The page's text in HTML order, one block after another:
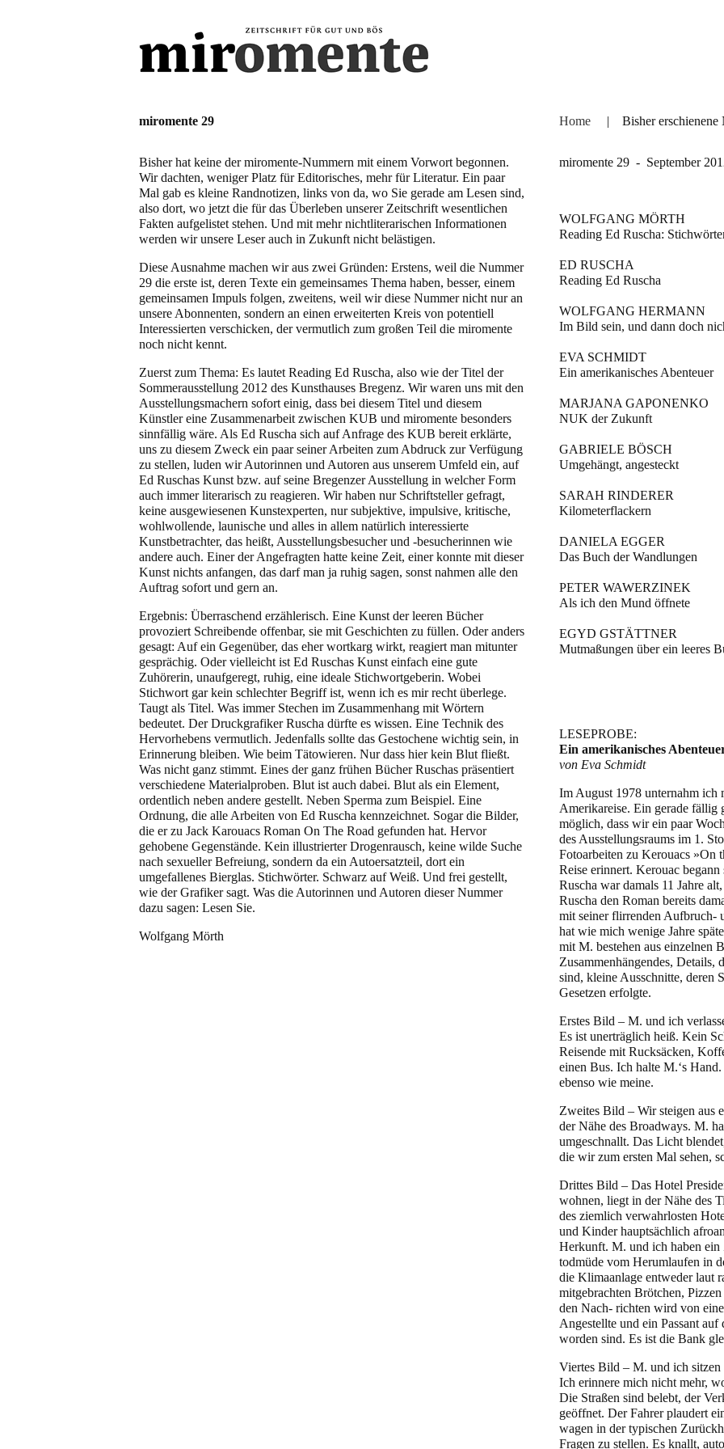
miromente 29
Bisher hat keine der miromente-Nummern mit einem Vorwort begonnen.
Wir dachten, weniger Platz für Editorisches, mehr für Literatur. Ein paar
Mal gab es kleine Randnotizen, links von da, wo Sie gerade am Lesen sind,
also dort, wo jetzt die für das Überleben unserer Zeitschrift wesentlichen
Fakten aufgelistet stehen. Und mit mehr nichtliterarischen Informationen
werden wir unsere Leser auch in Zukunft nicht belästigen.
Diese Ausnahme machen wir aus zwei Gründen: Erstens, weil die Nummer
29 die erste ist, deren Texte ein gemeinsames Thema haben, besser, einem
gemeinsamen Impuls folgen, zweitens, weil wir diese Nummer nicht nur an
unsere Abonnenten, sondern an einen erweiterten Kreis von potentiell
Interessierten verschicken, der vermutlich zum großen Teil die miromente
noch nicht kennt.
Zuerst zum Thema: Es lautet Reading Ed Ruscha, also wie der Titel der
Sommerausstellung 2012 des Kunsthauses Bregenz. Wir waren uns mit den
Ausstellungsmachern sofort einig, dass bei diesem Titel und diesem
Künstler eine Zusammenarbeit zwischen KUB und miromente besonders
sinnfällig wäre. Als Ed Ruscha sich auf Anfrage des KUB bereit erklärte,
uns zu diesem Zweck ein paar seiner Arbeiten zum Abdruck zur Verfügung
zu stellen, luden wir Autorinnen und Autoren aus unserem Umfeld ein, auf
Ed Ruschas Kunst bzw. auf seine Bregenzer Ausstellung in welcher Form
auch immer literarisch zu reagieren. Wir haben nur Schriftsteller gefragt,
keine ausgewiesenen Kunstexperten, nur subjektive, impulsive, kritische,
wohlwollende, launische und alles in allem natürlich interessierte
Kunstbetrachter, das heißt, Ausstellungsbesucher und -besucherinnen wie
andere auch. Einer der Angefragten hatte keine Zeit, einer konnte mit dieser
Kunst nichts anfangen, das darf man ja ruhig sagen, sonst nahmen alle den
Auftrag sofort und gern an.
Ergebnis: Überraschend erzählerisch. Eine Kunst der leeren Bücher
provoziert Schreibende offenbar, sie mit Geschichten zu füllen. Oder anders
gesagt: Auf ein Gegenüber, das eher wortkarg wirkt, reagiert man mitunter
gesprächig. Oder vielleicht ist Ed Ruschas Kunst einfach eine gute
Zuhörerin, unaufgeregt, ruhig, eine ideale Stichwortgeberin. Wobei
Stichwort gar kein schlechter Begriff ist, wenn ich es mir recht überlege.
Taugt als Titel. Was immer Stechen im Zusammenhang mit Wörtern
bedeutet. Der Druckgrafiker Ruscha dürfte es wissen. Eine Technik des
Hervorhebens vermutlich. Jedenfalls sollte das Gestochene wichtig sein, in
Erinnerung bleiben. Wie beim Tätowieren. Nur dass hier kein Blut fließt.
Was nicht ganz stimmt. Eines der ganz frühen Bücher Ruschas präsentiert
verschiedene Materialproben. Blut ist auch dabei. Blut als ein Element,
ordentlich neben andere gestellt. Neben Sperma zum Beispiel. Eine
Ordnung, die alle Arbeiten von Ed Ruscha kennzeichnet. Sogar die Bilder,
die er zu Jack Karouacs Roman On The Road gefunden hat. Hervor
gehobene Gegenstände. Kein illustrierter Drogenrausch, keine wilde Suche
nach sexueller Befreiung, sondern da ein Autoersatzteil, dort ein
umgefallenes Bierglas. Stichwörter. Schwarz auf Weiß. Und frei gestellt,
wie der Grafiker sagt. Was die Autorinnen und Autoren dieser Nummer
dazu sagen: Lesen Sie.
Wolfgang Mörth
Home | Bisher
miromente 29 - September
WOLFGANG MÖRTH
Reading Ed Ruscha:
ED RUSCHA
Reading Ed Ruscha
WOLFGANG HERMANN
Im Bild sein, und dann doch
EVA SCHMIDT
Ein amerikanisches Abenteuer
MARJANA GAPONENKO
NUK der Zukunft
GABRIELE BÖSCH
Umgehängt, angesteckt
SARAH RINDERER
Kilometerflackern
DANIELA EGGER
Das Buch der Wandlungen
PETER WAWERZINEK
Als ich den Mund öffnete
EGYD GSTÄTTNER
Mutmaßungen über ein leeres
LESEPROBE:
Ein amerikanisches
von Eva Schmidt
Im August 1978 unternahm ich
Amerikareise. Ein gerade fällig
möglich, dass wir ein paar
des Ausstellungsraums im 1.
Fotoarbeiten zu Kerouacs »On
Reise erinnert. Kerouac
Ruscha war damals 11 Jahre
Ruscha den Roman bereits
mit seiner flirrenden Aufbruch-
hat wie mich wenige Jahre
mit M. bestehen aus einzelnen
Zusammenhängendes, Details,
sind, kleine Ausschnitte, deren
Gesetzen erfolgte.
Erstes Bild – M. und ich
Es ist unerträglich heiß. Kein
Reisende mit Rucksäcken,
einen Bus. Ich halte M.‘s
ebenso wie meine.
Zweites Bild – Wir steigen aus
der Nähe des Broadways. M.
umgeschnallt. Das Licht
die wir zum ersten Mal sehen,
Drittes Bild – Das Hotel
wohnen, liegt in der Nähe des
des ziemlich verwahrlosten
und Kinder hauptsächlich
Herkunft. M. und ich haben
todmüde vom Herumlaufen in
die Klimaanlage entweder laut
mitgebrachten Brötchen,
den Nach- richten wird von
Angestellte und ein Passant
worden sind. Es ist die Bank
Viertes Bild – M. und ich sitzen
Ich erinnere mich nicht mehr,
Die Straßen sind belebt, der
geöffnet. Der Fahrer plaudert
wagen in der typischen
Fragen zu stellen. Es knallt,